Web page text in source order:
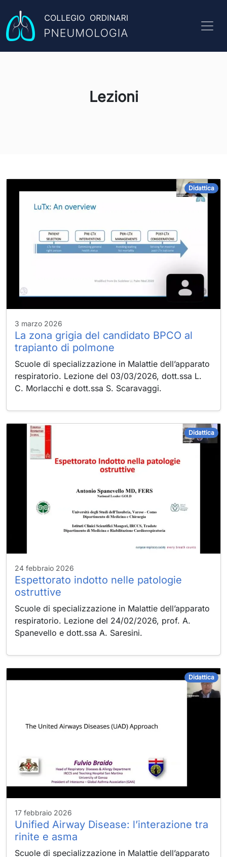
Lezioni
Didattica
3 marzo 2026
La zona grigia del candidato BPCO al
trapianto di polmone
Scuole di specializzazione in Malattie dell’apparato
respiratorio. Lezione del 03/03/2026, dott.ssa L.
C. Morlacchi e dott.ssa S. Scaravaggi.
Didattica
24 febbraio 2026
Espettorato indotto nelle patologie
ostruttive
Scuole di specializzazione in Malattie dell’apparato
respiratorio. Lezione del 24/02/2026, prof. A.
Spanevello e dott.ssa A. Saresini.
Didattica
17 febbraio 2026
Unified Airway Disease: l’interazione tra
rinite e asma
Scuole di specializzazione in Malattie dell’apparato